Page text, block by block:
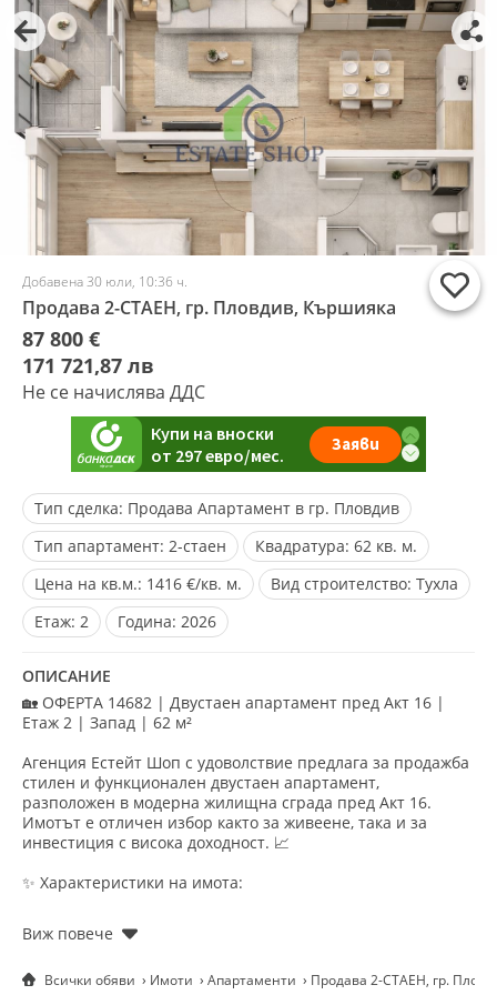
Добавена 30 юли, 10:36 ч.
Продава 2-СТАЕН, гр. Пловдив, Кършияка
87 800 €
171 721,87 лв
Не се начислява ДДС
Тип сделка: Продава Апартамент в гр. Пловдив
Тип апартамент: 2-стаен Квадратура: 62 кв. м.
Цена на кв.м.: 1416 €/кв. м. Вид строителство: Тухла
Eтаж: 2 Година: 2026
ОПИСАНИЕ
🏡 ОФЕРТА 14682 | Двустаен апартамент пред Акт 16 |
Етаж 2 | Запад | 62 м²
Агенция Естейт Шоп с удоволствие предлага за продажба
стилен и функционален двустаен апартамент,
разположен в модерна жилищна сграда пред Акт 16.
Имотът е отличен избор както за живеене, така и за
инвестиция с висока доходност. 📈
✨ Характеристики на имота:
Всички обяви Имоти Апартаменти Продава 2-СТАЕН, гр.